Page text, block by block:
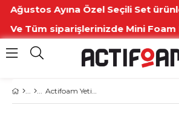
Ayına Özel Seçili Set
Tüm siparişlerinizde Mini Foam
Actifoam Yetişkin Pull Buoy Prime